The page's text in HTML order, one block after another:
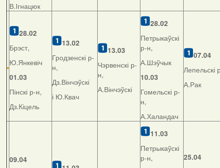
В.Ігнацюк
28.02
Брэст,
Ю.Янкевіч
01.03
Пінскі р-н,
Дз.Кіцель
13.02
Гродзенскі р-
н,
Дз.Вінчэўскі
і Ю.Квач
13.03
Чэрвенскі р-
н,
А.Вінчэўскі
28.02
Петрыкаўскі
р-н,
А.Шэўчык
10.03
Гомельскі р-
н,
А.Халандач
07.04
Лепельскі
А.Рак
09.04
11.03
Петрыкаўскі
р-н,
25.04